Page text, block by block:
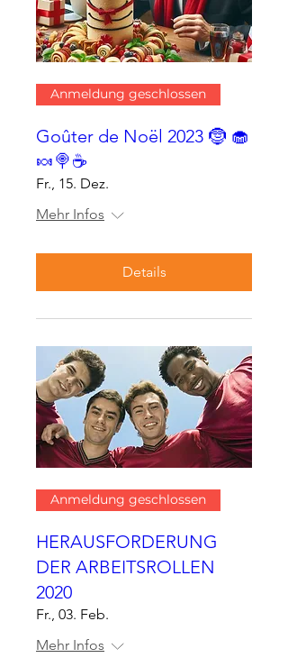
Anmeldung geschlossen
Goûter de Noël 2023 🤶 🧁
🍬🍭☕
Fr., 15. Dez.
Mehr Infos
Details
Anmeldung geschlossen
HERAUSFORDERUNG
DER ARBEITSROLLEN
2020
Fr., 03. Feb.
Mehr Infos